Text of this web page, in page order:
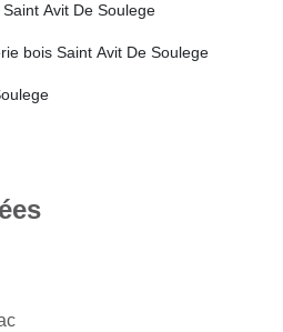
Avit De Soulege
bois Saint Avit De Soulege